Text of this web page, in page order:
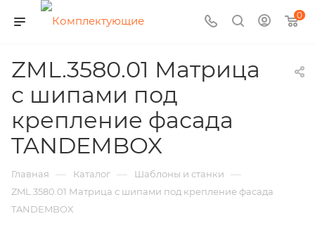
0
ZML.3580.01 Матрица
с шипами под
крепление фасада
TANDEMBOX
Главная — Каталог — Шаблоны и станки —
ZML.3580.01 Матрица с шипами под крепление фасада
TANDEMBOX